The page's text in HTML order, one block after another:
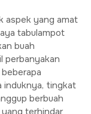
aspek yang amat
tabulampot
buah
perbanyakan
induknya, tingkat
berbuah
terhindar